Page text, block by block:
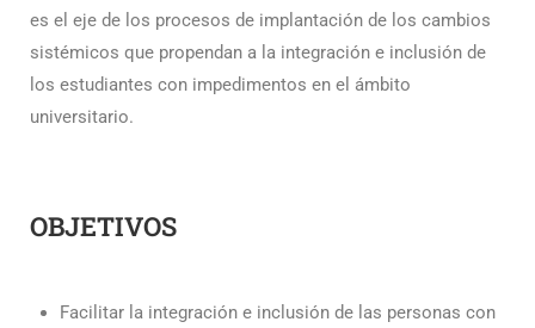
es el eje de los procesos de implantación de los cambios
sistémicos que propendan a la integración e inclusión de
los estudiantes con impedimentos en el ámbito
universitario.
OBJETIVOS
Facilitar la integración e inclusión de las personas con